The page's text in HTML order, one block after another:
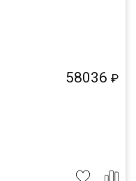
58036 ₽